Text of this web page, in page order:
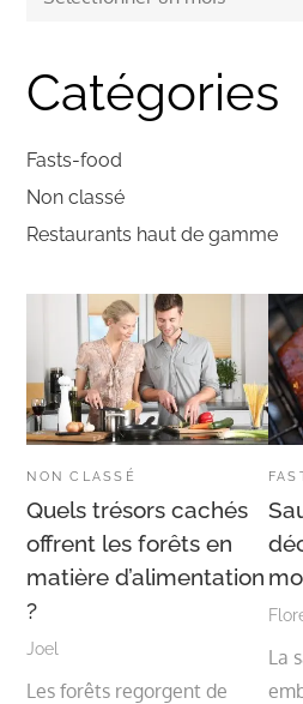
Catégories
Fasts-food
Non classé
Restaurants haut de gamme
NON CLASSÉ
Quels trésors cachés
offrent les forêts en
matière d’alimentation
?
Joel
Les forêts regorgent de
La